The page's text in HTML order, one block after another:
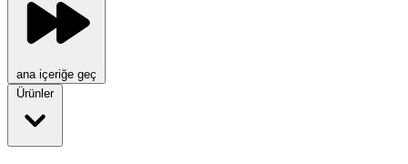
ana içeriğe geç
Ürünler